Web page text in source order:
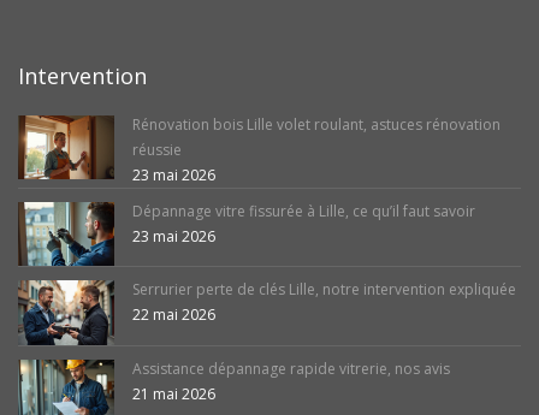
Intervention
Rénovation bois Lille volet roulant, astuces rénovation
réussie
23 mai 2026
Dépannage vitre fissurée à Lille, ce qu’il faut savoir
23 mai 2026
Serrurier perte de clés Lille, notre intervention expliquée
22 mai 2026
Assistance dépannage rapide vitrerie, nos avis
21 mai 2026